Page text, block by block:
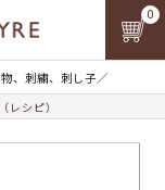
、刺繍、刺し子／
0
レシピ）